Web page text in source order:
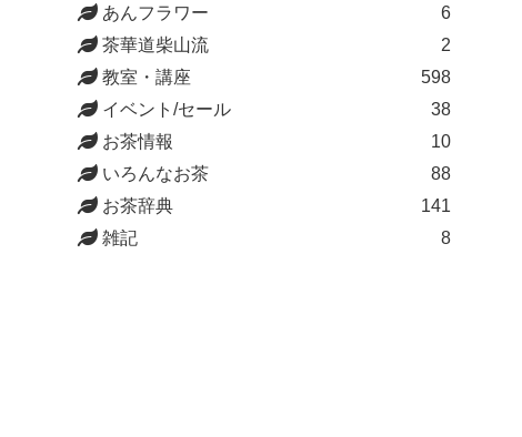
あんフラワー
6
茶華道柴山流
2
教室・講座
598
イベント/セール
38
お茶情報
10
いろんなお茶
88
お茶辞典
141
雑記
8